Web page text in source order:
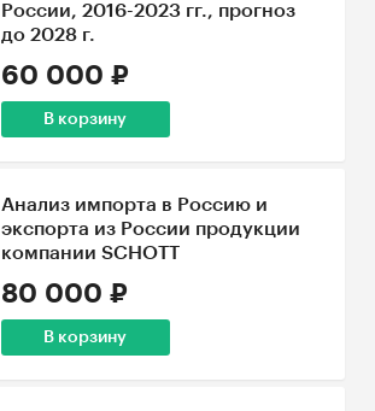
России, 2016-2023 гг., прогноз
до 2028 г.
60 000 ₽
В корзину
Анализ импорта в Россию и
экспорта из России продукции
компании SCHOTT
80 000 ₽
В корзину